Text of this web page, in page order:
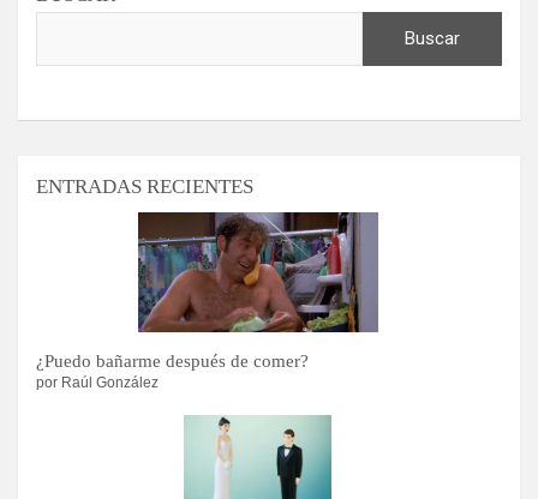
Buscar
ENTRADAS RECIENTES
¿Puedo bañarme después de comer?
por Raúl González